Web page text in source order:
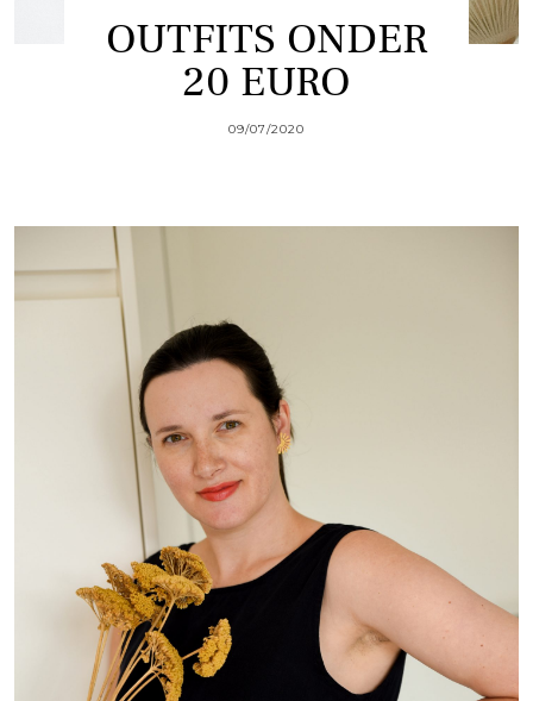
OUTFITS ONDER
20 EURO
09/07/2020